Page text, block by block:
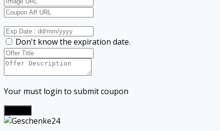
Don't know the expiration date.
Your must login to submit coupon